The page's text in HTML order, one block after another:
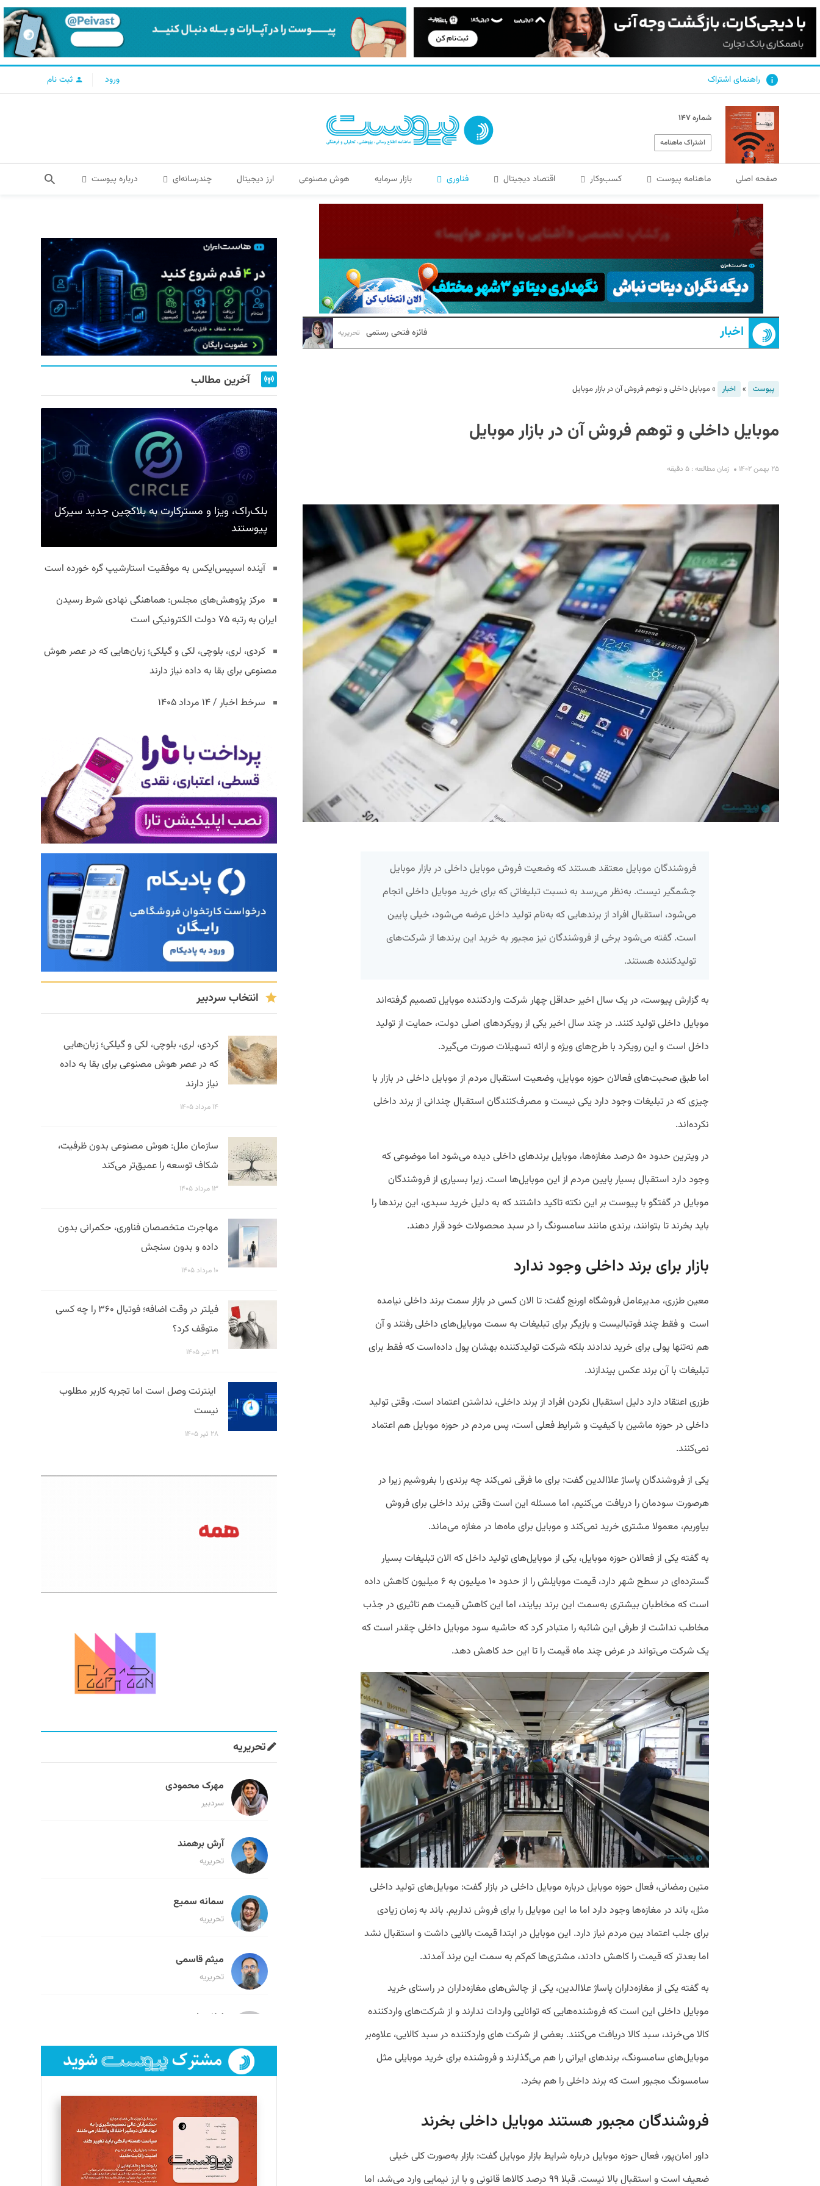
راهنمای اشتراک ورود ثبت نام
شماره ۱۴۷
اشتراک ماهنامه
صفحه اصلی ماهنامه پیوست کسب‌و‌کار اقتصاد دیجیتال فناوری بازار سرمایه هوش مصنوعی ارز دیجیتال چندرسانه‌ای درباره پیوست
اخبار فائزه فتحی رستمی تحریریه
پیوست » اخبار »موبایل داخلی و توهم فروش آن در بازار موبایل
موبایل داخلی و توهم فروش آن در بازار موبایل
۲۵ بهمن ۱۴۰۲ زمان مطالعه : ۵ دقیقه
فروشندگان موبایل معتقد هستند که وضعیت فروش موبایل داخلی در بازار موبایل
چشمگیر نیست. به‌نظر می‌رسد به نسبت تبلیغاتی که برای خرید موبایل داخلی انجام
می‌شود، استقبال افراد از برندهایی که به‌نام تولید داخل عرضه می‌شود، خیلی پایین
است. گفته می‌شود برخی از فروشندگان نیز مجبور به خرید این برندها از شرکت‌‌های
تولیدکننده هستند.
به گزارش پیوست، در یک سال اخیر حداقل چهار شرکت واردکننده موبایل تصمیم گرفته‌اند
موبایل داخلی تولید کنند. در چند سال اخیر یکی از رویکردهای اصلی دولت، حمایت از تولید
داخل است و این رویکرد با طرح‌های ویژه و ارائه تسهیلات صورت می‌گیرد.
اما طبق صحبت‌‌های فعالان حوزه موبایل، وضعیت استقبال مردم از موبایل داخلی در بازار با
چیزی که در تبلیغات وجود دارد یکی نیست و مصرف‌کنندگان استقبال چندانی از برند داخلی
نکرده‌اند.
در ویترین حدود ۵۰ درصد مغازه‌ها، موبایل برندهای داخلی دیده می‌شود اما موضوعی که
وجود دارد استقبال بسیار پایین مردم از این موبایل‌ها است. زیرا بسیاری از فروشندگان
موبایل در گفتگو با پیوست بر این نکته تاکید داشتند که به دلیل خرید سبدی، این برندها را
باید بخرند تا بتوانند، برندی مانند سامسونگ را در سبد محصولات خود قرار دهند.
بازار برای برند داخلی وجود ندارد
معین طزری، مدیرعامل فروشگاه اورنج گفت: تا الان کسی در بازار سمت برند داخلی نیامده
است و فقط چند فوتبالیست و بازیگر برای تبلیغات به سمت موبایل‌های داخلی رفتند و آن
هم نه‌تنها پولی برای خرید ندادند بلکه شرکت تولیدکننده بهشان پول داده‌است که فقط برای
تبلیغات با آن برند عکس بیندازند.
طزری اعتقاد دارد دلیل استقبال نکردن افراد از برند داخلی، نداشتن اعتماد است. وقتی تولید
داخلی در حوزه ماشین با کیفیت و شرایط فعلی است، پس مردم در حوزه موبایل هم اعتماد
نمی‌کنند.
یکی از فروشندگان پاساژ علاالدین گفت: برای ما فرقی نمی‌کند چه برندی را بفروشیم زیرا در
هرصورت سودمان را دریافت می‌کنیم، اما مسئله این است وقتی برند داخلی برای فروش
بیاوریم،‌ معمولا مشتری خرید نمی‌کند و موبایل برای ماه‌ها در مغازه می‌ماند.
به گفته یکی از فعالان حوزه موبایل، یکی از موبایل‌های تولید داخل که الان تبلیغات بسیار
گسترده‌ای در سطح شهر دارد، قیمت موبایلش را از حدود ۱۰ میلیون به ۶ میلیون کاهش داده
است که مخاطبان بیشتری به‌سمت این برند بیایند، اما این کاهش قیمت هم تاثیری در جذب
مخاطب نداشت از طرفی این شائبه را متبادر کرد که حاشیه سود موبایل داخلی چقدر است که
یک شرکت می‌تواند در عرض چند ماه قیمت را تا این حد کاهش دهد.
متین رمضانی، فعال حوزه موبایل درباره موبایل داخلی در بازار گفت: موبایل‌های تولید داخلی
مثل، باند در مغازه‌ها وجود دارد اما ما این موبایل را برای فروش نداریم. باند به زمان زیادی
برای جلب اعتماد بین مردم نیاز دارد. این موبایل در ابتدا قیمت بالایی داشت و استقبال نشد
اما بعدتر که قیمت را کاهش دادند، مشتری‌ها کم‌کم به سمت این برند آمدند.
به گفته یکی از مغازه‌داران پاساژ علاالدین، یکی از چالش‌های مغازه‌داران در راستای خرید
موبایل داخلی این است که فروشنده‌هایی که توانایی واردات ندارند و از شرکت‌‌های واردکننده
کالا می‌خرند، سبد کالا دریافت می‌کنند. بعضی از شرکت‌ های واردکننده در سبد کالایی، علاوه‌بر
موبایل‌های سامسونگ، برندهای ایرانی را هم می‌گذارند و فروشنده برای خرید موبایلی مثل
سامسونگ مجبور است که برند داخلی را هم بخرد.
فروشندگان مجبور هستند موبایل داخلی بخرند
داور امان‌پور، فعال حوزه موبایل درباره شرایط بازار موبایل گفت: بازار به‌صورت کلی خیلی
ضعیف است و استقبال بالا نیست. قبلا ۹۹ درصد کالاها قانونی و با ارز نیمایی وارد می‌شد، اما
آخرین مطالب
بلک‌راک، ویزا و مسترکارت به بلاکچین جدید سیرکل
پیوستند
آینده اسپیس‌ایکس به موفقیت استارشیپ گره خورده است
مرکز پژوهش‌های مجلس: هماهنگی نهادی شرط رسیدن
ایران به رتبه ۷۵ دولت الکترونیکی است
کردی، لری، بلوچی، لکی و گیلکی؛ زبان‌هایی که در عصر هوش
مصنوعی برای بقا به داده نیاز دارند
سرخط اخبار / ۱۴ مرداد ۱۴۰۵
انتخاب سردبیر
کردی، لری، بلوچی، لکی و گیلکی؛ زبان‌هایی
که در عصر هوش مصنوعی برای بقا به داده
نیاز دارند
۱۴ مرداد ۱۴۰۵
سازمان ملل: هوش مصنوعی بدون ظرفیت،
شکاف توسعه را عمیق‌تر می‌کند
۱۳ مرداد ۱۴۰۵
مهاجرت متخصصان فناوری، حکمرانی بدون
داده و بدون سنجش
۱۰ مرداد ۱۴۰۵
فیلتر در وقت اضافه؛ فوتبال ۳۶۰ را چه کسی
متوقف کرد؟
۳۱ تیر ۱۴۰۵
اینترنت وصل است اما تجربه کاربر مطلوب
نیست
۲۸ تیر ۱۴۰۵
تحریریه
مهرک محمودی
سردبیر
آرش برهمند
تحریریه
سمانه سمیع
تحریریه
میثم قاسمی
تحریریه
لیلا حنارود
فائزه فتحی رستمی
تحریریه
سروش کرمیان
تحریریه